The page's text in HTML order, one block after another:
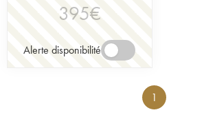
395€
Alerte disponibilité
1